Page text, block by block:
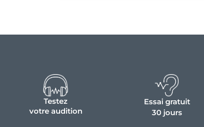
Testez
votre audition
Essai gratuit
30 jours